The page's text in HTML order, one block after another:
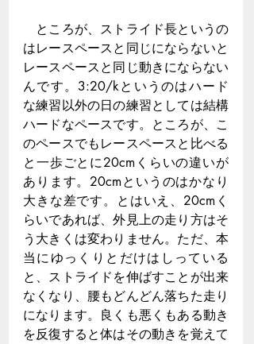
ところが、ストライド長というの
はレースペースと同じにならないと
レースペースと同じ動きにならない
んです。3:20/kというのはハード
な練習以外の日の練習としては結構
ハードなペースです。ところが、こ
のペースでもレースペースと比べる
と一歩ごとに20cmくらいの違いが
あります。20cmというのはかなり
大きな差です。とはいえ、20cmく
らいであれば、外見上の走り方はそ
う大きくは変わりません。ただ、本
当にゆっくりとだけはしっている
と、ストライドを伸ばすことが出来
なくなり、腰もどんどん落ちた走り
になります。良くも悪くもある動き
を反復すると体はその動きを覚えて